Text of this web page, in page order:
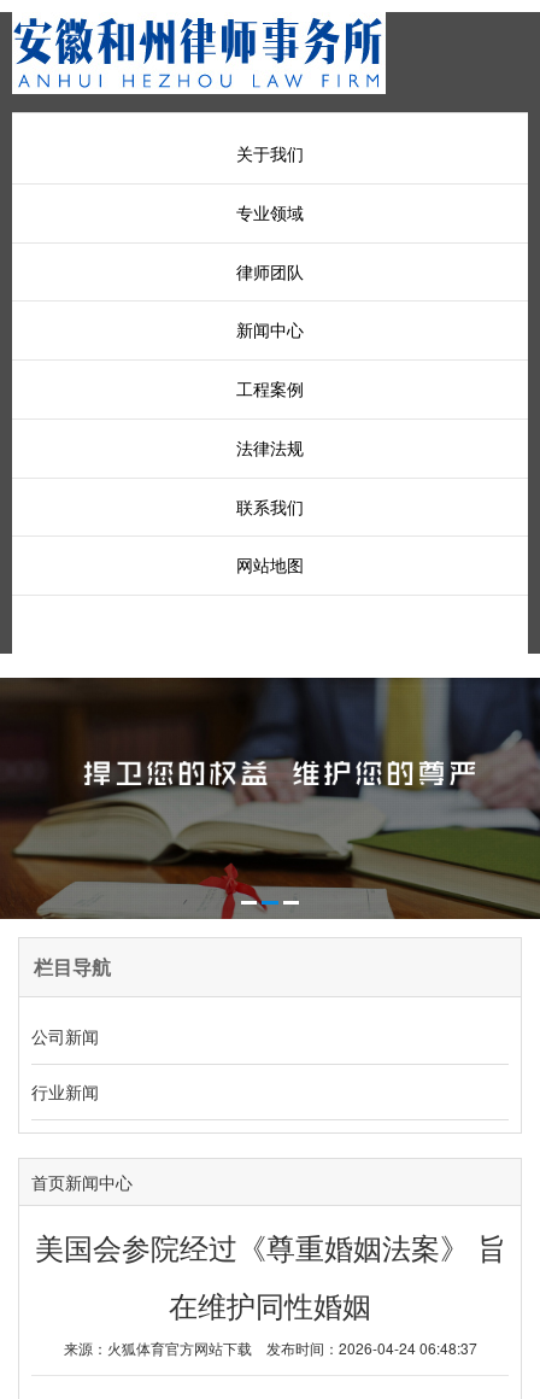
关于我们
专业领域
律师团队
新闻中心
工程案例
法律法规
联系我们
网站地图
栏目导航
公司新闻
行业新闻
首页新闻中心
美国会参院经过《尊重婚姻法案》 旨
在维护同性婚姻
来源： 火狐体育官方网站下载 发布时间：2026-04-24 06:48:37